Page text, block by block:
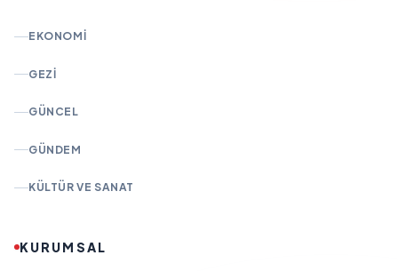
EKONOMI
GEZI
GÜNCEL
GÜNDEM
KÜLTÜR VE SANAT
KURUMSAL